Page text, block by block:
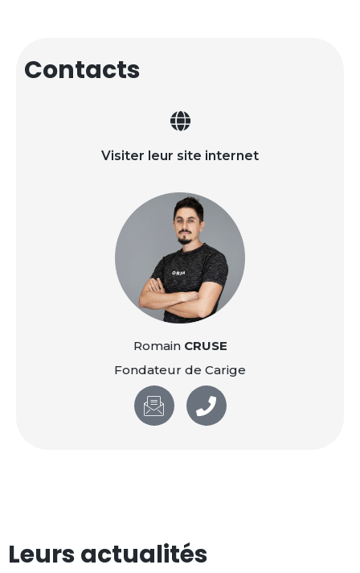
Contacts
Visiter leur site internet
Romain CRUSE
Fondateur de Carige
Leurs actualités